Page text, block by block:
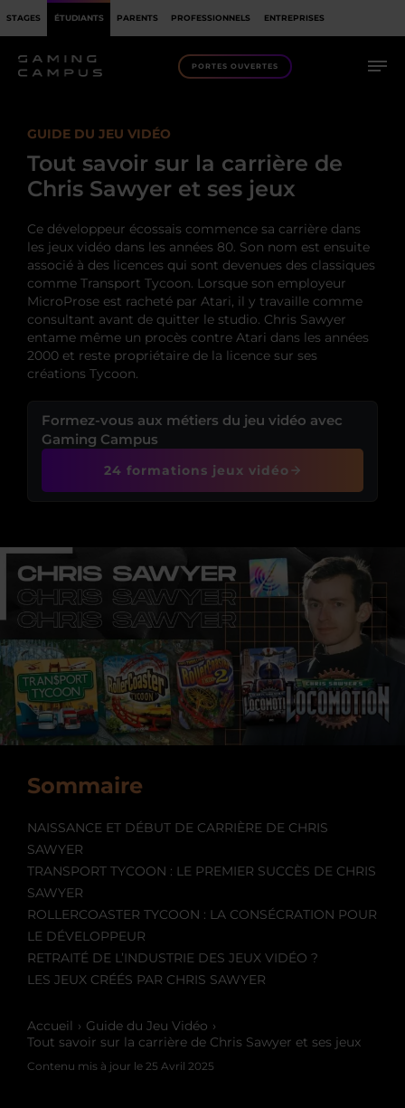
STAGES ÉTUDIANTS PARENTS PROFESSIONNELS ENTREPRISES
PORTES OUVERTES
GUIDE DU JEU VIDÉO
Tout savoir sur la carrière de
Chris Sawyer et ses jeux
Ce développeur écossais commence sa carrière dans
les jeux vidéo dans les années 80. Son nom est ensuite
associé à des licences qui sont devenues des classiques
comme Transport Tycoon. Lorsque son employeur
MicroProse est racheté par Atari, il y travaille comme
consultant avant de quitter le studio. Chris Sawyer
entame même un procès contre Atari dans les années
2000 et reste propriétaire de la licence sur ses
créations Tycoon.
Formez-vous aux métiers du jeu vidéo avec
Gaming Campus
24 formations jeux vidéo
Sommaire
NAISSANCE ET DÉBUT DE CARRIÈRE DE CHRIS
SAWYER
TRANSPORT TYCOON : LE PREMIER SUCCÈS DE CHRIS
SAWYER
ROLLERCOASTER TYCOON : LA CONSÉCRATION POUR
LE DÉVELOPPEUR
RETRAITÉ DE L’INDUSTRIE DES JEUX VIDÉO ?
LES JEUX CRÉÉS PAR CHRIS SAWYER
Accueil
Guide du Jeu Vidéo
Tout savoir sur la carrière de Chris Sawyer et ses jeux
Contenu mis à jour le 25 Avril 2025